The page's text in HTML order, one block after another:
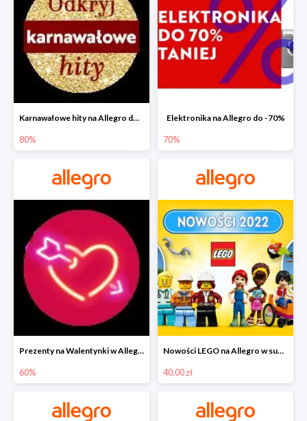
Karnawałowe hity na Allegro do -80%
80%
Elektronika na Allegro do -70%
70%
Prezenty na Walentynki w Allegro do -60%
60%
Nowości LEGO na Allegro w super cenach od 40 zł
40.00 zł